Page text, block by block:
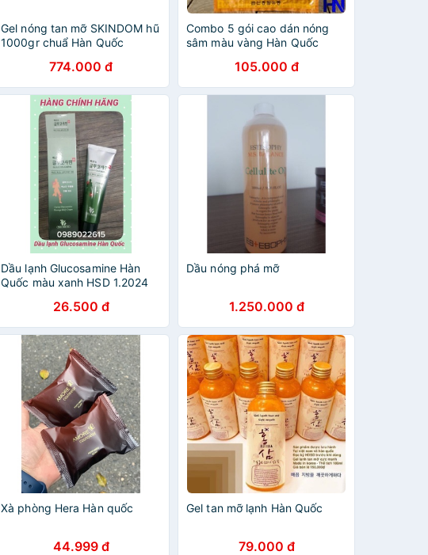
Gel nóng tan mỡ SKINDOM hũ
1000gr chuẩ Hàn Quốc
774.000 đ
Combo 5 gói cao dán nóng
sâm màu vàng Hàn Quốc
105.000 đ
Dầu lạnh Glucosamine Hàn
Quốc màu xanh HSD 1.2024
26.500 đ
Dầu nóng phá mỡ
1.250.000 đ
Xà phòng Hera Hàn quốc
44.999 đ
Gel tan mỡ lạnh Hàn Quốc
79.000 đ